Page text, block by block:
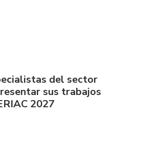
del sector
sus trabajos
2027